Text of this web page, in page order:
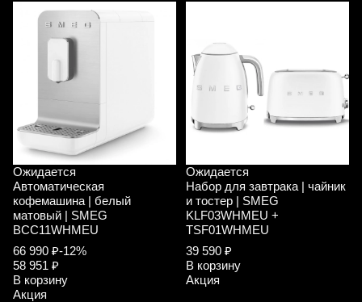
Ожидается
Автоматическая
кофемашина | белый
матовый | SMEG
BCC11WHMEU
66 990 ₽-12%
58 951 ₽
В корзину
Акция
Ожидается
Набор для завтрака | чайник
и тостер | SMEG
KLF03WHMEU +
TSF01WHMEU
39 590 ₽
В корзину
Акция